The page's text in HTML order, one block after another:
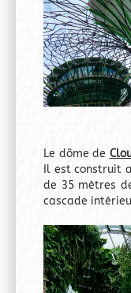
Le dôme de
Il est construit
de 35 mètres
cascade